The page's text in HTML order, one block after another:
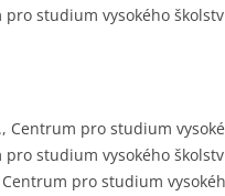
studium vysokého
Centrum pro studium
studium vysokého
pro studium